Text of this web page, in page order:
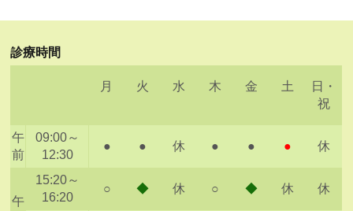
診療時間
月 火 水 木 金 土
日・
祝
午
前
09:00～
12:30
● ● 休 ● ● ● 休
午
15:20～
16:20
○ ◆ 休 ○ ◆ 休 休